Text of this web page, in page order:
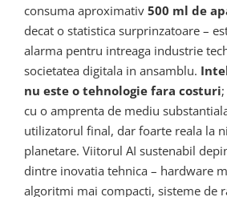
consuma aproximativ 500 ml de
decat o statistica surprinzatoare –
alarma pentru intreaga industrie
societatea digitala in ansamblu.
nu este o tehnologie fara costuri
cu o amprenta de mediu
utilizatorul final, dar foarte reala la
planetare. Viitorul AI sustenabil
dintre inovatia tehnica – hardware
algoritmi mai compacti, sisteme de